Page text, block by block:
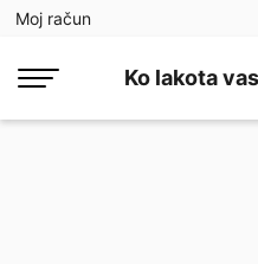
Moj račun
Ko lakota